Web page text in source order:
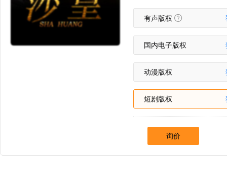
有声版权
国内电子版权
动漫版权
短剧版权
询价